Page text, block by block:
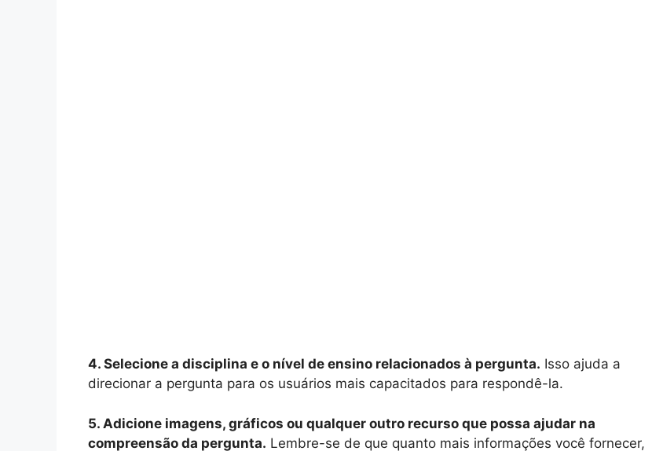
4. Selecione a disciplina e o nível de ensino relacionados à pergunta. Isso ajuda a
direcionar a pergunta para os usuários mais capacitados para respondê-la.
5. Adicione imagens, gráficos ou qualquer outro recurso que possa ajudar na
compreensão da pergunta. Lembre-se de que quanto mais informações você fornecer,